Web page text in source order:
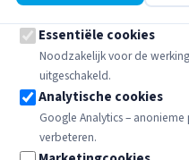
Juridische vermeldingen
Algemene voorwaarden
Privacybeleid
Cookiebeleid
Essentiële cookies
Noodzakelijk voor de
uitgeschakeld.
Analytische cookies
Google Analytics –
verbeteren.